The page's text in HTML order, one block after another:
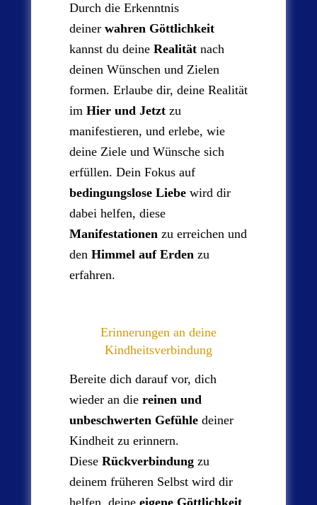
Durch die Erkenntnis
deiner wahren Göttlichkeit
kannst du deine Realität nach
deinen Wünschen und Zielen
formen. Erlaube dir, deine Realität
im Hier und Jetzt zu
manifestieren, und erlebe, wie
deine Ziele und Wünsche sich
erfüllen. Dein Fokus auf
bedingungslose Liebe wird dir
dabei helfen, diese
Manifestationen zu erreichen und
den Himmel auf Erden zu
erfahren.
Erinnerungen an deine
Kindheitsverbindung
Bereite dich darauf vor, dich
wieder an die reinen und
unbeschwerten Gefühle deiner
Kindheit zu erinnern.
Diese Rückverbindung zu
deinem früheren Selbst wird dir
helfen, deine eigene Göttlichkeit